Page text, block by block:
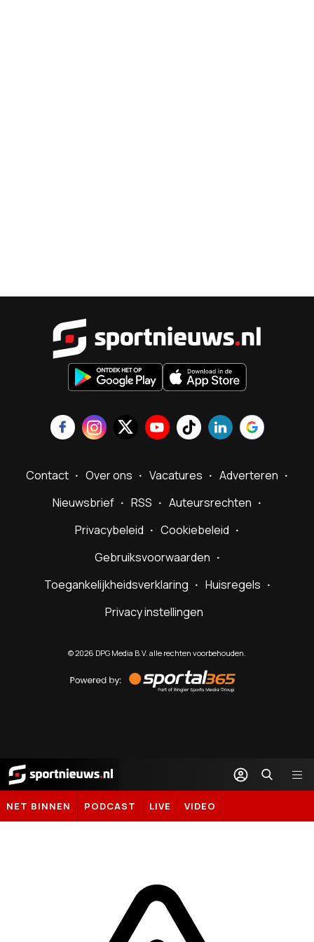
Contact Over ons Vacatures
Adverteren
Nieuwsbrief
RSS
Auteursrechten
Privacybeleid
Cookiebeleid
Gebruiksvoorwaarden
Toegankelijkheidsverklaring
Huisregels
Privacy instellingen
©2026 DPG Media B.V. alle rechten voorbehouden.
by
Sportal365
Sportnieuws.nl
NET BINNEN PODCAST LIVE VIDEO